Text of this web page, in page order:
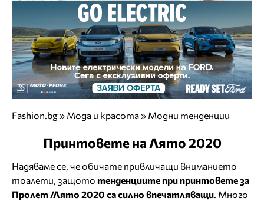
Fashion.bg» Мода и красота» Модни тенденции
Принтовете на Лято 2020
Надяваме се, че обичате привличащи вниманието
тоалети, защото тенденциите при принтовете за
Пролет /Лято 2020 са силно впечатляващи. Много